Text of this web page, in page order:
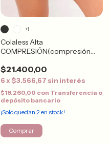
Colaless Alta
COMPRESIÓN(compresión
$21.400,00
6x$3.566,67 sin interés
$19.260,00 con Transferencia o
depósito bancario
¡Solo quedan 2en stock!
+1
Comprar